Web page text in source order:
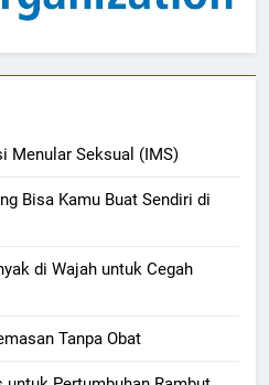
Menular Seksual (IMS)
Bisa Kamu Buat Sendiri di
di Wajah untuk Cegah
Tanpa Obat